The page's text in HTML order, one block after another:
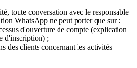
toute conversation avec le responsable
WhatsApp ne peut porter que sur :
d'ouverture de compte (explication
d'inscription) ;
des clients concernant les activités